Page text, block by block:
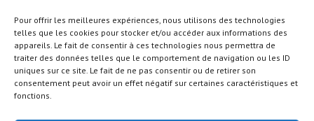
Pour offrir les meilleures expériences, nous utilisons des technologies
telles que les cookies pour stocker et/ou accéder aux informations des
appareils. Le fait de consentir à ces technologies nous permettra de
traiter des données telles que le comportement de navigation ou les ID
uniques sur ce site. Le fait de ne pas consentir ou de retirer son
consentement peut avoir un effet négatif sur certaines caractéristiques et
fonctions.